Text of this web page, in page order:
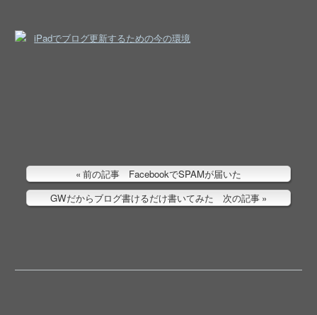
iPadでブログ更新するための今の環境
前の記事 FacebookでSPAMが届いた
GWだからブログ書けるだけ書いてみた 次の記事